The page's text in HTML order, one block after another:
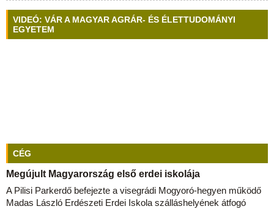
VIDEÓ: VÁR A MAGYAR AGRÁR- ÉS ÉLETTUDOMÁNYI
EGYETEM
CÉG
Megújult Magyarország első erdei iskolája
A Pilisi Parkerdő befejezte a visegrádi Mogyoró-hegyen működő
Madas László Erdészeti Erdei Iskola szálláshelyének átfogó